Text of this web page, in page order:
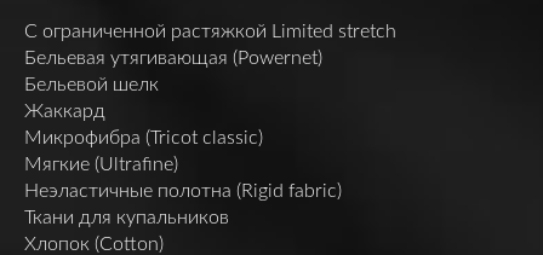
C ограниченной растяжкой Limited stretch
Бельевая утягивающая (Powernet)
Бельевой шелк
Жаккард
Микрофибра (Tricot classic)
Мягкие (Ultrafine)
Неэластичные полотна (Rigid fabric)
Ткани для купальников
Хлопок (Cotton)